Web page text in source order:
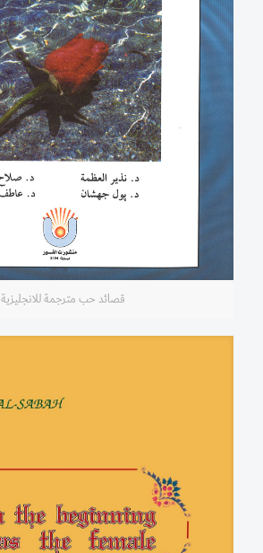
قصائد حب مترجمة للانجليزية